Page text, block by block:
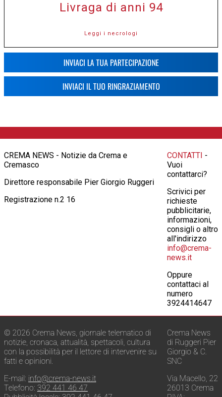
Livraga di anni 94
Leggi i necrologi
INVIACI LA TUA PARTECIPAZIONE
INVIACI IL TUO RINGRAZIAMENTO
CREMA NEWS - Notizie da Crema e
Cremasco
Direttore responsabile Pier Giorgio Ruggeri
Registrazione n.2 16
CONTATTI -
Vuoi
contattarci?
Scrivici per
richieste
pubblicitarie,
informazioni,
consigli o altro
all'indirizzo
info@crema-
news.it
Oppure
contattaci al
numero
3924414647
© 2026 Crema News, giornale telematico di
notizie, cronaca, attualità, spettacoli, cultura
con la possibilità per il lettore di intervenire su
fatti e opinioni.
E-mail: info@crema-news.it
Telefono: 392 441 46 47
Crema News
di Ruggeri Pier
Giorgio & C.
SNC
Via Macello, 22
26013 Crema